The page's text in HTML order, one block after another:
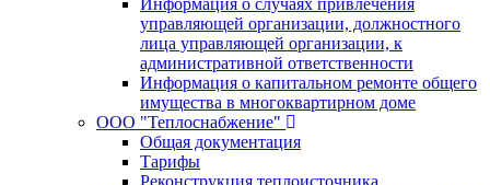
управляющей организации, должностного
лица управляющей организации, к
административной ответственности
Информация о капитальном ремонте общего
имущества в многоквартирном доме
ООО "Теплоснабжение"
Общая документация
Тарифы
Реконструкция теплоисточника